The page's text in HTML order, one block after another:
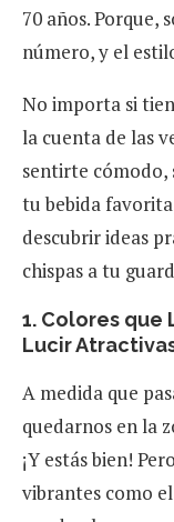
70 años. Porque,
número, y el
No importa si
la cuenta de las
sentirte cómodo,
tu bebida
descubrir ideas
chispas a tu
1. Colores que
Lucir
A medida que
quedarnos en la
¡Y estás bien!
vibrantes como